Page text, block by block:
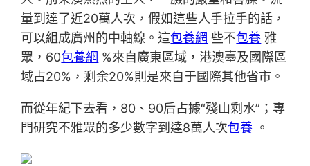
量到達了近20萬人次，假如這些人手拉手的話，
可以組成廣州的中軸線。這包養網 些不包養 雅
眾，60包養網 %來自廣東區域，港澳臺及國際區
域占20%，剩余20%則是來自于國際其他省市。
而從年紀下去看，80、90后占據“殘山剩水”；專
門研究不雅眾的多少數字到達8萬人次包養 。